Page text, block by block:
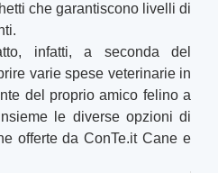
che garantiscono livelli di
infatti, a seconda del
varie spese veterinarie in
del proprio amico felino a
le diverse opzioni di
offerte da ConTe.it Cane e